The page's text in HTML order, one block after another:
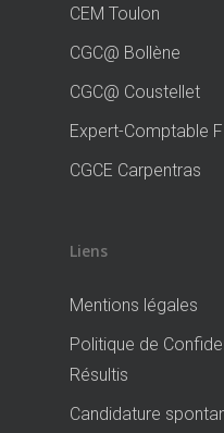
CEM Toulon
CGC@ Bollène
CGC@ Coustellet
Expert-Comptable
CGCE Carpentras
Liens
Mentions légales
Politique de
Résultis
Candidature